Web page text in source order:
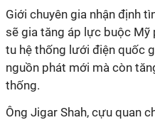
Giới chuyên gia nhận định
sẽ gia tăng áp lực buộc
tu hệ thống lưới điện quốc
nguồn phát mới mà còn
thống.
Ông Jigar Shah, cựu quan